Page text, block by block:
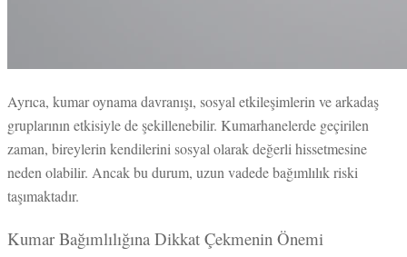
Ayrıca, kumar oynama davranışı, sosyal etkileşimlerin ve arkadaş
gruplarının etkisiyle de şekillenebilir. Kumarhanelerde geçirilen
zaman, bireylerin kendilerini sosyal olarak değerli hissetmesine
neden olabilir. Ancak bu durum, uzun vadede bağımlılık riski
taşımaktadır.
Kumar Bağımlılığına Dikkat Çekmenin Önemi